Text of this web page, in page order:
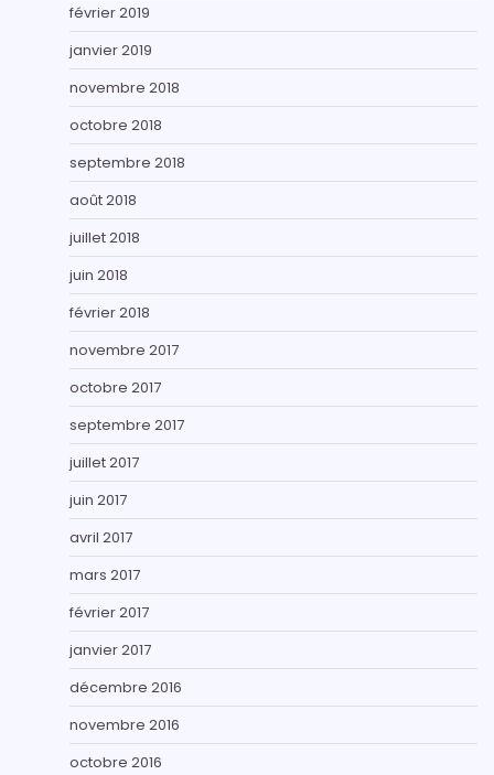
février 2019
janvier 2019
novembre 2018
octobre 2018
septembre 2018
août 2018
juillet 2018
juin 2018
février 2018
novembre 2017
octobre 2017
septembre 2017
juillet 2017
juin 2017
avril 2017
mars 2017
février 2017
janvier 2017
décembre 2016
novembre 2016
octobre 2016